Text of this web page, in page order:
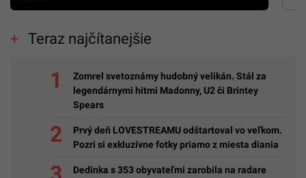
Teraz najčítanejšie
Zomrel svetoznámy hudobný velikán. Stál za
legendárnymi hitmi Madonny, U2 či Brintey
Spears
Prvý deň LOVESTREAMU odštartoval vo veľkom.
Pozri si exkluzívne fotky priamo z miesta diania
Dedinka s 353 obyvateľmi zarobila na radare